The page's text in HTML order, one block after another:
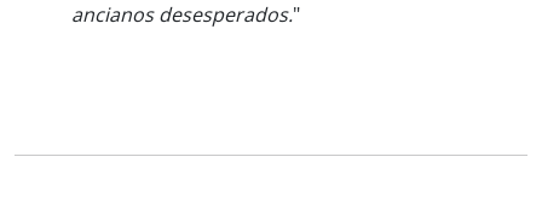
ancianos desesperados."